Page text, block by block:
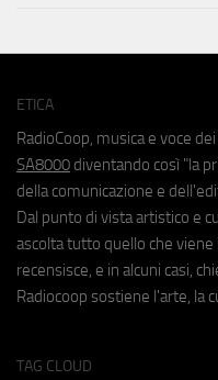
ETICA
RadioCoop, musica e voce
SA8000 diventando così "la
della comunicazione e
Dal punto di vista artistico e
ascolta tutto quello che
recensisce, e in alcuni casi,
Radiocoop sostiene l'arte, la
TAG CLOUD